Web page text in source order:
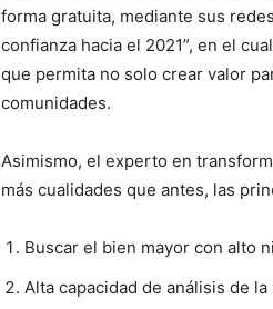
forma gratuita, mediante sus
confianza hacia el 2021”, en el
que permita no solo crear valor
comunidades.
Asimismo, el experto en
más cualidades que antes, las
Buscar el bien mayor con alto
Alta capacidad de análisis de la